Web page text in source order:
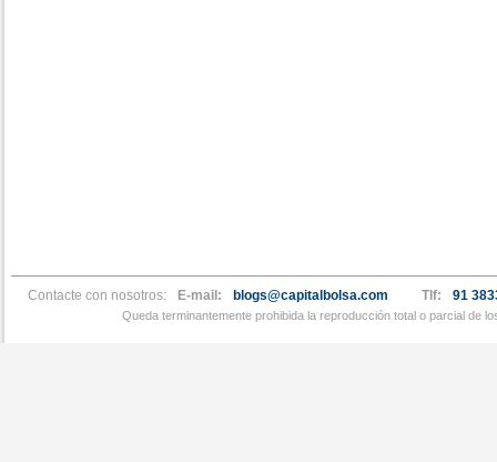
Contacte con nosotros: E-mail: blogs@capitalbolsa.com Tlf: 91
Queda terminantemente prohibida la reproducción total o parcial de